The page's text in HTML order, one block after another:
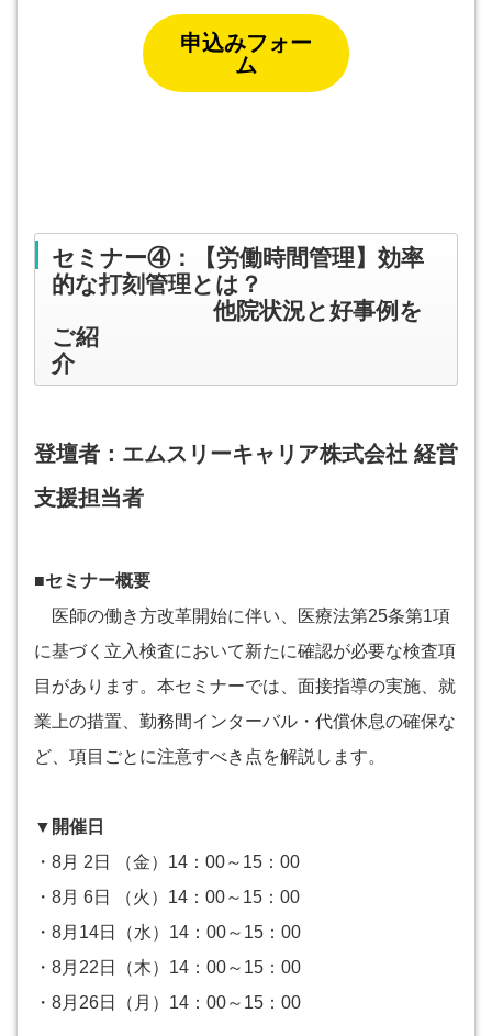
申込みフォー
ム
セミナー④：【労働時間管理】効率
的な打刻管理とは？
他院状況と好事例を
ご紹
介
登壇者：エムスリーキャリア株式会社 経営
支援担当者
■セミナー概要
医師の働き方改革開始に伴い、医療法第25条第1項
に基づく立入検査において新たに確認が必要な検査項
目があります。本セミナーでは、面接指導の実施、就
業上の措置、勤務間インターバル・代償休息の確保な
ど、項目ごとに注意すべき点を解説します。
▼開催日
・8月 2日 （金）14：00～15：00
・8月 6日 （火）14：00～15：00
・8月14日（水）14：00～15：00
・8月22日（木）14：00～15：00
・8月26日（月）14：00～15：00